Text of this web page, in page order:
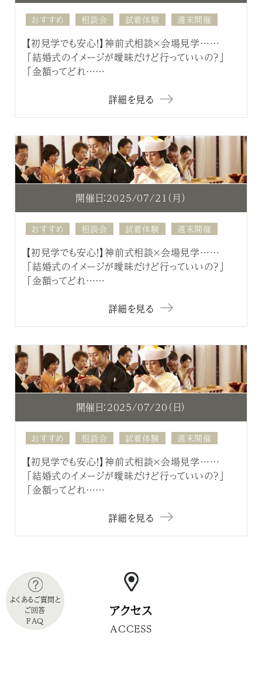
おすすめ 相談会 試着体験 週末開催
【初見学でも安心！】神前式相談×会場見学……
「結婚式のイメージが曖昧だけど行っていいの？」
「金額ってどれ……
詳細を見る
開催日：2025/07/21（月）
おすすめ 相談会 試着体験 週末開催
【初見学でも安心！】神前式相談×会場見学……
「結婚式のイメージが曖昧だけど行っていいの？」
「金額ってどれ……
詳細を見る
開催日：2025/07/20（日）
おすすめ 相談会 試着体験 週末開催
【初見学でも安心！】神前式相談×会場見学……
「結婚式のイメージが曖昧だけど行っていいの？」
「金額ってどれ……
詳細を見る
アクセス
ACCESS
よくあるご質問と
ご回答
FAQ